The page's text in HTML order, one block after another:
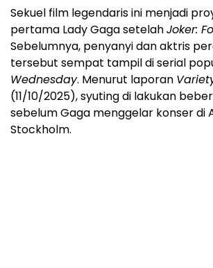
Sekuel film legendaris ini menjadi
pertama Lady Gaga setelahJoker:
Sebelumnya, penyanyi dan aktris
tersebut sempat tampil di serial
Wednesday. Menurut laporan
(11/10/2025), syuting di lakukan
sebelum Gaga menggelar konser di
Stockholm.